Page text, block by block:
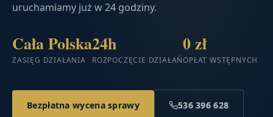
uruchamiamy już w 24 godziny.
Cała Polska
ZASIĘG DZIAŁANIA
24h
ROZPOCZĘCIE DZIAŁAŃ
0 zł
OPŁAT WSTĘPNYCH
Bezpłatna wycena sprawy 536 396 628